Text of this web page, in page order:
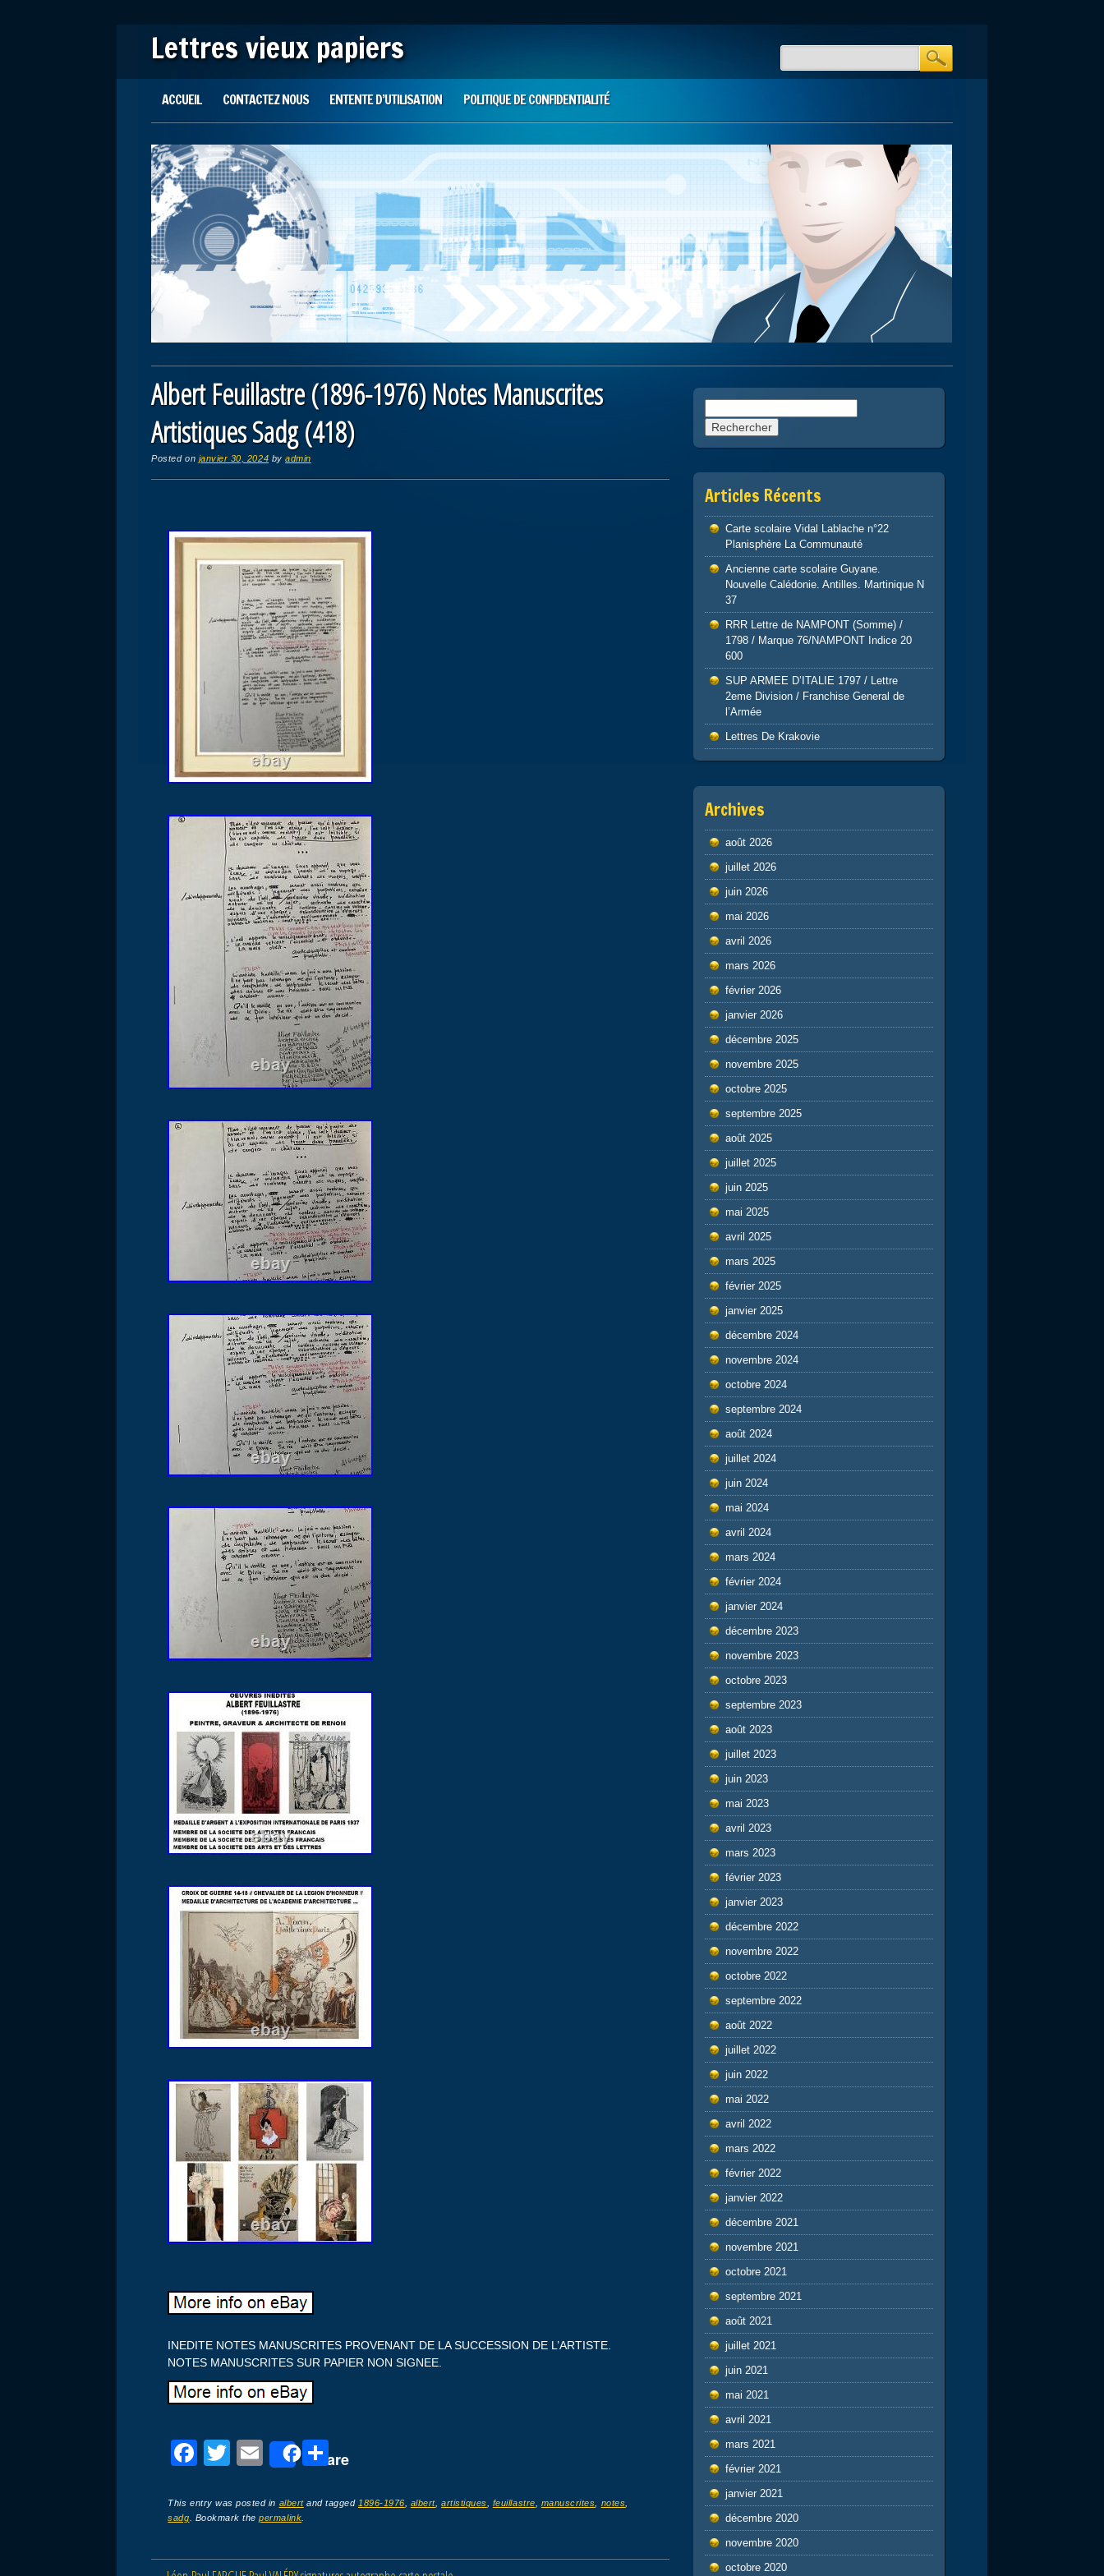
Lettres vieux papiers
Main menu
ACCUEIL CONTACTEZ NOUS ENTENTE D’UTILISATION POLITIQUE DE CONFIDENTIALITÉ
Albert Feuillastre (1896-1976) Notes Manuscrites
Artistiques Sadg (418)
Posted on janvier 30, 2024 byadmin
INEDITE NOTES MANUSCRITES PROVENANT DE LA SUCCESSION DE L’ARTISTE.
NOTES MANUSCRITES SUR PAPIER NON SIGNEE.
F
c
e
b
T
tt
er
E
ail
Share
P
ta
er
This entry was posted in albertand tagged 1896-1976 albert,artistiques feuillastre manuscrites notes
sadg . Bookmark thepermalink
Articles Récents
Carte scolaire Vidal Lablache n°22
Planisphère La Communauté
Ancienne carte scolaire Guyane.
Nouvelle Calédonie. Antilles. Martinique N
37
RRR Lettre de NAMPONT (Somme) /
1798 / Marque 76/NAMPONT Indice 20
600
SUP ARMEE D’ITALIE 1797 / Lettre
2eme Division / Franchise General de
l’Armée
Lettres De Krakovie
Archives
août 2026
juillet 2026
juin 2026
mai 2026
avril 2026
mars 2026
février 2026
janvier 2026
décembre 2025
novembre 2025
octobre 2025
septembre 2025
août 2025
juillet 2025
juin 2025
mai 2025
avril 2025
mars 2025
février 2025
janvier 2025
décembre 2024
novembre 2024
octobre 2024
septembre 2024
août 2024
juillet 2024
juin 2024
mai 2024
avril 2024
mars 2024
février 2024
janvier 2024
décembre 2023
novembre 2023
octobre 2023
septembre 2023
août 2023
juillet 2023
juin 2023
mai 2023
avril 2023
mars 2023
février 2023
janvier 2023
décembre 2022
novembre 2022
octobre 2022
septembre 2022
août 2022
juillet 2022
juin 2022
mai 2022
avril 2022
mars 2022
février 2022
janvier 2022
décembre 2021
novembre 2021
octobre 2021
septembre 2021
août 2021
juillet 2021
juin 2021
mai 2021
avril 2021
mars 2021
février 2021
janvier 2021
décembre 2020
novembre 2020
octobre 2020